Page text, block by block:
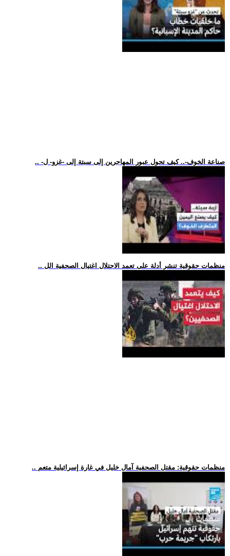
.. -صناعة الخوف-.. كيف تحول عبور المهاجرين إلى سبتة إلى -غزو- ل
.. منظمات حقوقية تنشر أدلة على تعمد الاحتلال اغتيال الصحفية الل
.. منظمات حقوقية: مقتل الصحفية آمال خليل في غارة إسرائيلية متعم